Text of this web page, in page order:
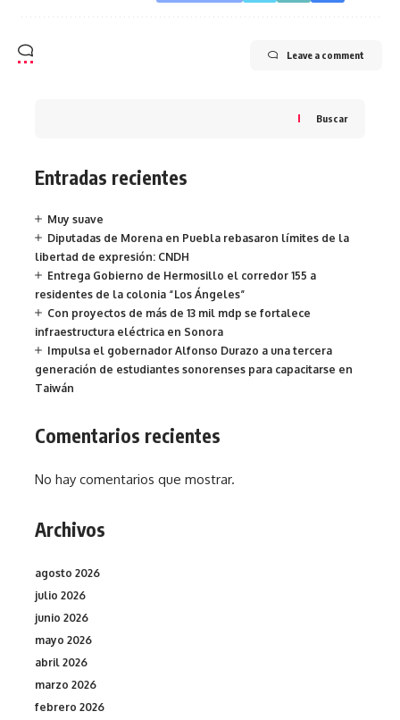
Leave a comment
Buscar
Entradas recientes
Muy suave
Diputadas de Morena en Puebla rebasaron límites de la
libertad de expresión: CNDH
Entrega Gobierno de Hermosillo el corredor 155 a
residentes de la colonia “Los Ángeles”
Con proyectos de más de 13 mil mdp se fortalece
infraestructura eléctrica en Sonora
Impulsa el gobernador Alfonso Durazo a una tercera
generación de estudiantes sonorenses para capacitarse en
Taiwán
Comentarios recientes
No hay comentarios que mostrar.
Archivos
agosto 2026
julio 2026
junio 2026
mayo 2026
abril 2026
marzo 2026
febrero 2026